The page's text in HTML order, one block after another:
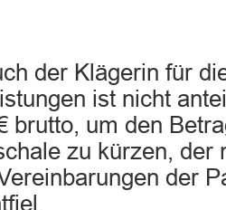
der Klägerin für
ist nicht
brutto, um den
zu kürzen, der
der